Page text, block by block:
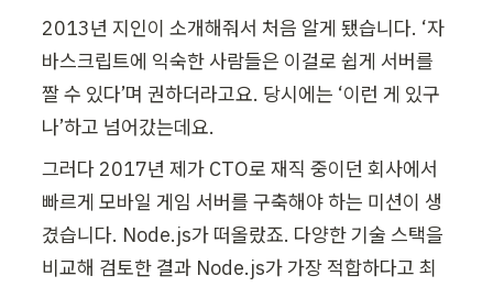
2013년 지인이 소개해줘서 처음 알게 됐습니다. ‘자
바스크립트에 익숙한 사람들은 이걸로 쉽게 서버를
짤 수 있다’며 권하더라고요. 당시에는 ‘이런 게 있구
나’하고 넘어갔는데요.
그러다 2017년 제가 CTO로 재직 중이던 회사에서
빠르게 모바일 게임 서버를 구축해야 하는 미션이 생
겼습니다. Node.js가 떠올랐죠. 다양한 기술 스택을
비교해 검토한 결과 Node.js가 가장 적합하다고 최